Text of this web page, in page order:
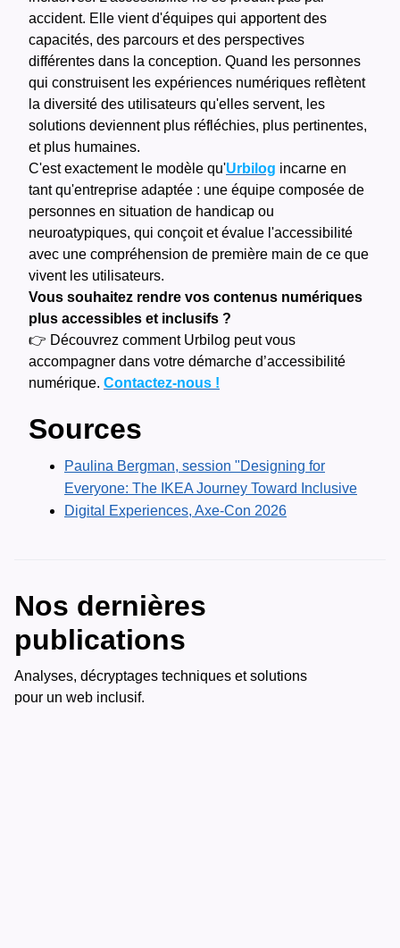
accident. Elle vient d'équipes qui apportent des
capacités, des parcours et des perspectives
différentes dans la conception. Quand les personnes
qui construisent les expériences numériques reflètent
la diversité des utilisateurs qu'elles servent, les
solutions deviennent plus réfléchies, plus pertinentes,
et plus humaines.
C'est exactement le modèle qu'Urbilog incarne en
tant qu'entreprise adaptée : une équipe composée de
personnes en situation de handicap ou
neuroatypiques, qui conçoit et évalue l'accessibilité
avec une compréhension de première main de ce que
vivent les utilisateurs.
Vous souhaitez rendre vos contenus numériques
plus accessibles et inclusifs ?
👉 Découvrez comment Urbilog peut vous
accompagner dans votre démarche d’accessibilité
numérique. Contactez-nous !
Sources
Paulina Bergman, session "Designing for
Everyone: The IKEA Journey Toward Inclusive
Digital Experiences, Axe-Con 2026
Nos dernières
publications
Analyses, décryptages techniques et solutions
pour un web inclusif.